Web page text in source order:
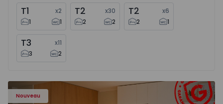
T1 x2
1
1
T2 x30
2
2
T2 x6
2
1
T3 x11
3
2
Nouveau
Appartement T2 Amadora, Venteira - 1575182 - 15